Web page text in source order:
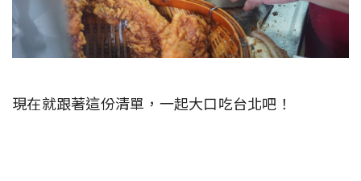
現在就跟著這份清單，一起大口吃台北吧！